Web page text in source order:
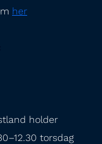
her
holder
torsdag